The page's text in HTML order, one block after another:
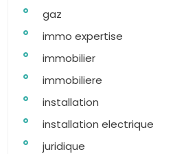
gaz
immo expertise
immobilier
immobiliere
installation
installation electrique
juridique